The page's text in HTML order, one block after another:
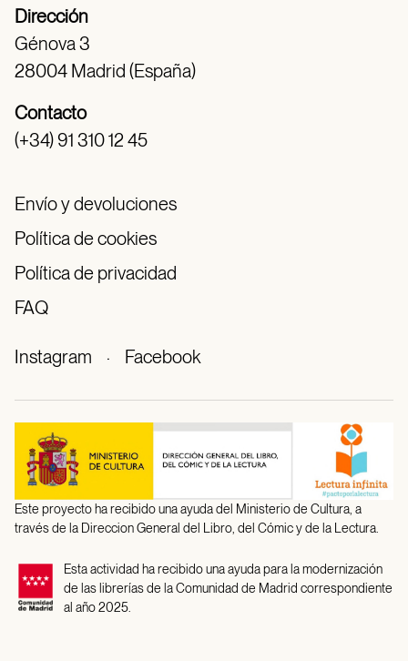
Dirección
Génova 3
28004 Madrid (España)
Contacto
(+34) 91 310 12 45
Envío y devoluciones
Política de cookies
Política de privacidad
FAQ
Instagram · Facebook
Este proyecto ha recibido una ayuda del Ministerio de Cultura, a
través de la Direccion General del Libro, del Cómic y de la Lectura.
Esta actividad ha recibido una ayuda para la modernización
de las librerías de la Comunidad de Madrid correspondiente
al año 2025.